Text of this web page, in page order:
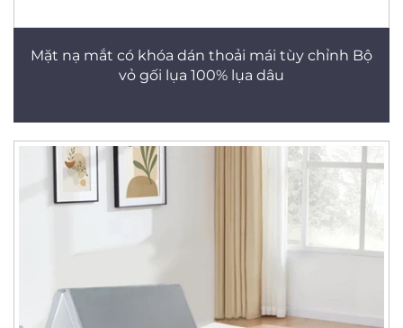
Mặt nạ mắt có khóa dán thoải mái tùy chỉnh Bộ
vỏ gối lụa 100% lụa dâu